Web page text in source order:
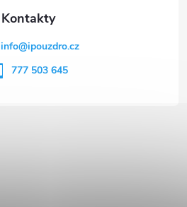
info@ipouzdro.cz
777 503 645